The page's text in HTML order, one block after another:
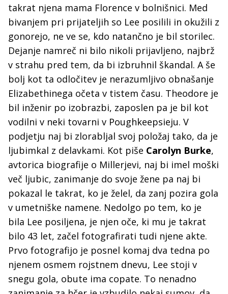
takrat njena mama Florence v bolnišnici. Med
bivanjem pri prijateljih so Lee posilili in okužili z
gonorejo, ne ve se, kdo natančno je bil storilec.
Dejanje namreč ni bilo nikoli prijavljeno, najbrž
v strahu pred tem, da bi izbruhnil škandal. A še
bolj kot ta odločitev je nerazumljivo obnašanje
Elizabethinega očeta v tistem času. Theodore je
bil inženir po izobrazbi, zaposlen pa je bil kot
vodilni v neki tovarni v Poughkeepsieju. V
podjetju naj bi zlorabljal svoj položaj tako, da je
ljubimkal z delavkami. Kot piše Carolyn Burke,
avtorica biografije o Millerjevi, naj bi imel moški
več ljubic, zanimanje do svoje žene pa naj bi
pokazal le takrat, ko je želel, da zanj pozira gola
v umetniške namene. Nedolgo po tem, ko je
bila Lee posiljena, je njen oče, ki mu je takrat
bilo 43 let, začel fotografirati tudi njene akte.
Prvo fotografijo je posnel komaj dva tedna po
njenem osmem rojstnem dnevu, Lee stoji v
snegu gola, obute ima copate. To nenadno